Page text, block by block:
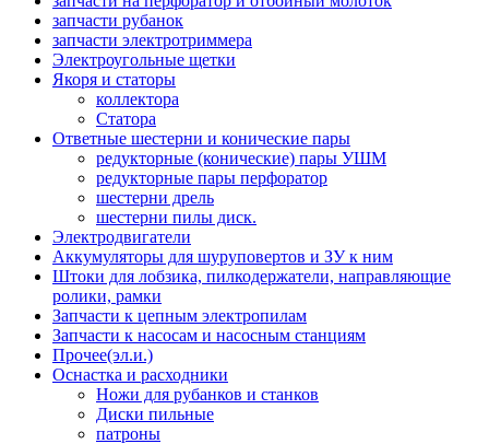
запчасти рубанок
запчасти электротриммера
Электроугольные щетки
Якоря и статоры
коллектора
Статора
Ответные шестерни и конические пары
редукторные (конические) пары УШМ
редукторные пары перфоратор
шестерни дрель
шестерни пилы диск.
Электродвигатели
Аккумуляторы для шуруповертов и ЗУ к ним
Штоки для лобзика, пилкодержатели, направляющие
ролики, рамки
Запчасти к цепным электропилам
Запчасти к насосам и насосным станциям
Прочее(эл.и.)
Оснастка и расходники
Ножи для рубанков и станков
Диски пильные
патроны